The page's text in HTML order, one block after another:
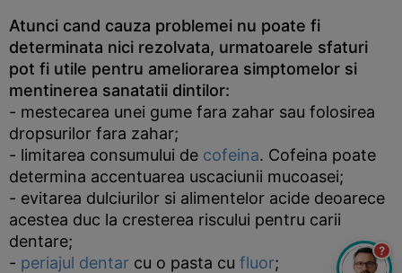
Atunci cand cauza problemei nu poate fi
determinata nici rezolvata, urmatoarele sfaturi
pot fi utile pentru ameliorarea simptomelor si
mentinerea sanatatii dintilor:
- mestecarea unei gume fara zahar sau folosirea
dropsurilor fara zahar;
- limitarea consumului de cofeina. Cofeina poate
determina accentuarea uscaciunii mucoasei;
- evitarea dulciurilor si alimentelor acide deoarece
acestea duc la cresterea riscului pentru carii
dentare;
- periajul dentar cu o pasta cu fluor;
?